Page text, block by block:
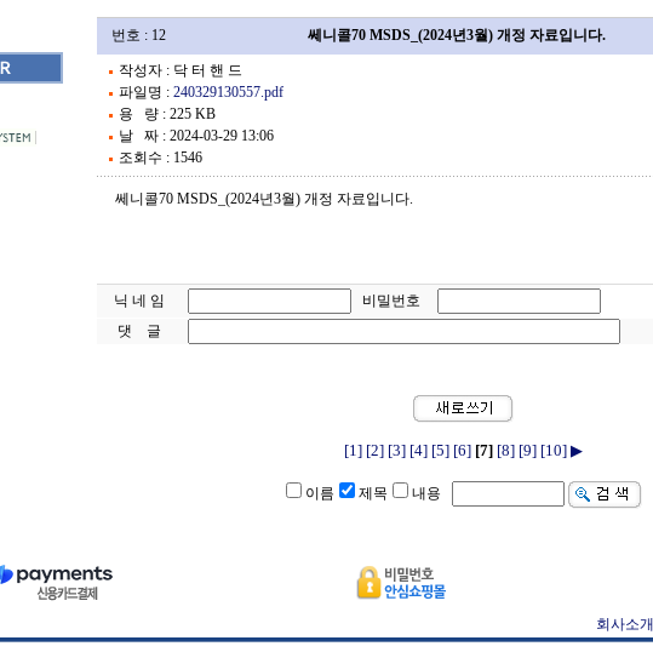
번호 : 12 쎄니콜70 MSDS_(2024년3월) 개정 자료입니다.
작성자 : 닥 터 핸 드
파일명 : 240329130557.pdf
용 량 : 225 KB
날 짜 : 2024-03-29 13:06
조회수 : 1546
쎄니콜70 MSDS_(2024년3월) 개정 자료입니다.
닉 네 임
비밀번호
댓 글
[1] [2] [3] [4] [5] [6] [7] [8] [9] [10] ▶
이름 제목 내용
회사소개